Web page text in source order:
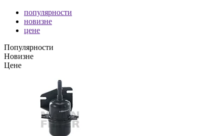
популярности
новизне
цене
Популярности
Новизне
Цене